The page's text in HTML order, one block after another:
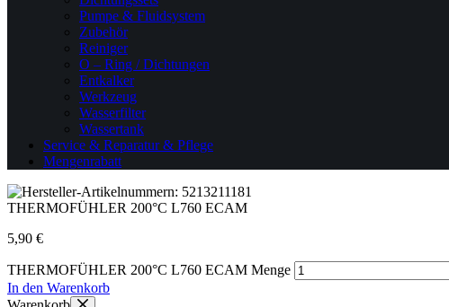
Pumpe & Fluidsystem
Zubehör
Reiniger
O – Ring / Dichtungen
Entkalker
Werkzeug
Wasserfilter
Wassertank
Service & Reparatur & Pflege
Mengenrabatt
THERMOFÜHLER 200°C L760 ECAM
5,90 €
THERMOFÜHLER 200°C L760 ECAM Menge
In den Warenkorb